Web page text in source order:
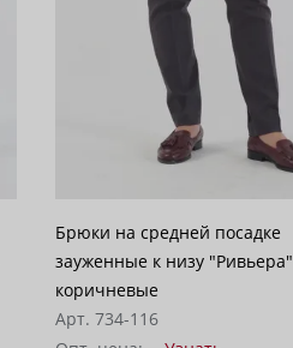
Брюки на средней посадке
зауженные к низу "Ривьера"
коричневые
Арт. 734-116